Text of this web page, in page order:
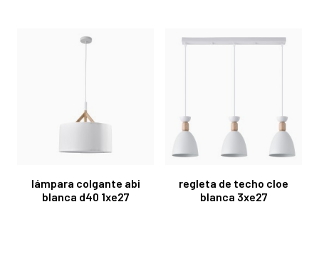
lámpara colgante abi
blanca d40 1xe27
regleta de techo cloe
blanca 3xe27